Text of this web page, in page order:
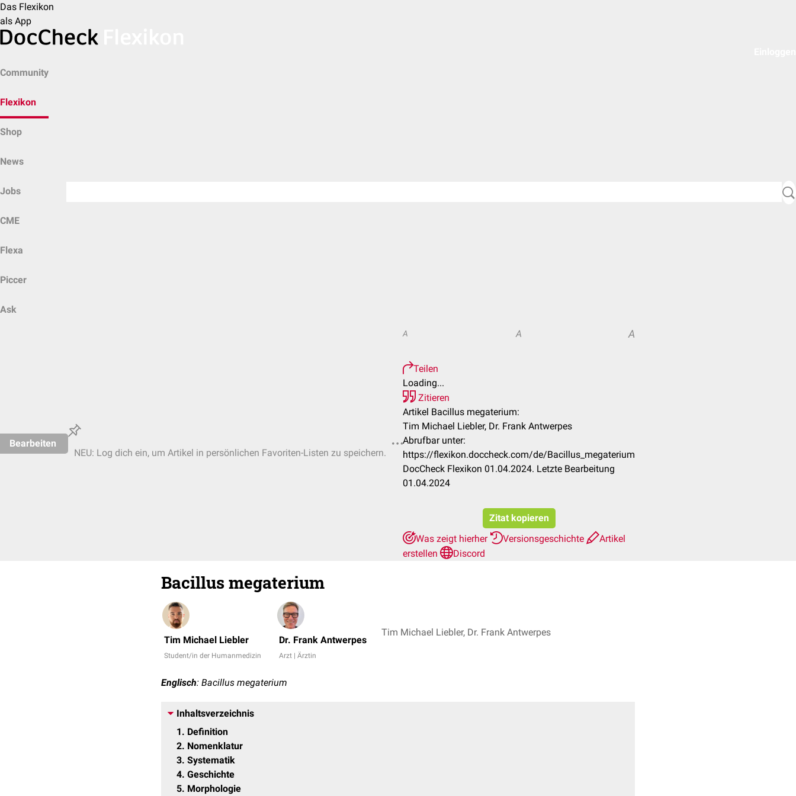
Das Flexikon
als App
Community
Flexikon
Shop
News
Jobs
CME
Flexa
Piccer
Ask
Bearbeiten
NEU: Log dich ein, um Artikel in persönlichen Favoriten-Listen zu speichern.
A A A
Teilen
Loading...
Zitieren
Artikel Bacillus megaterium:
Tim Michael Liebler, Dr. Frank Antwerpes
Abrufbar unter:
https://flexikon.doccheck.com/de/Bacillus_megaterium
DocCheck Flexikon 01.04.2024. Letzte Bearbeitung
01.04.2024
Zitat kopieren
Was zeigt hierher
Versionsgeschichte
Artikel
erstellen
Discord
Bacillus megaterium
Tim Michael Liebler
Student/in der Humanmedizin
Dr. Frank Antwerpes
Arzt | Ärztin
Tim Michael Liebler, Dr. Frank Antwerpes
Englisch: Bacillus megaterium
Inhaltsverzeichnis
1
Definition
2 Nomenklatur
3 Systematik
4 Geschichte
5 Morphologie